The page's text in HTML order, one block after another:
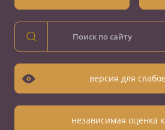
версия для
независимая оценка